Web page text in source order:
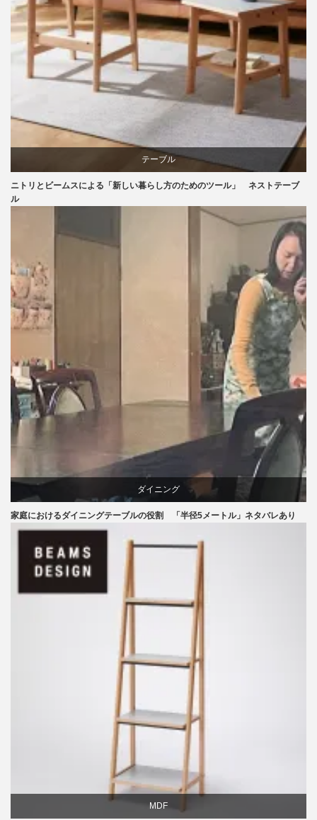
テーブル
ニトリとビームスによる「新しい暮らし方のためのツール」 ネストテーブ
ル
ダイニング
椅子
家庭におけるダイニングテーブルの役割 「半径5メートル」ネタバレあり
MDF